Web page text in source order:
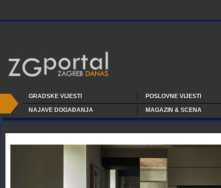
GRADSKE VIJESTI
POSLOVNE VIJESTI
NAJAVE DOGAĐANJA
MAGAZIN & SCENA